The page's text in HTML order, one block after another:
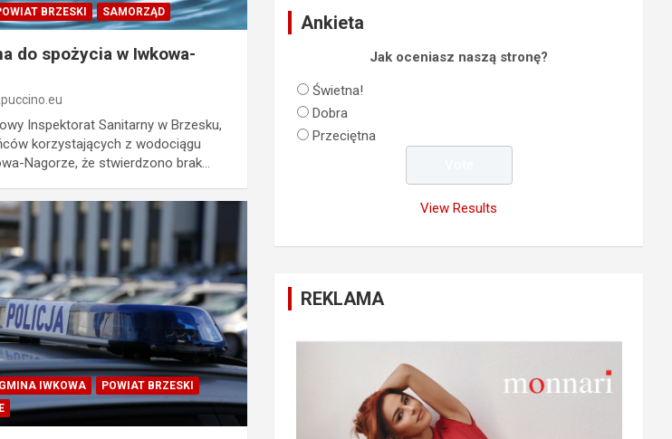
BRZESKI SAMORZĄD
do spożycia w Iwkowa-
Inspektorat Sanitarny w Brzesku,
korzystających z wodociągu
Nagorze, że stwierdzono brak…
GMINA IWKOWA
POWIAT BRZESKI
Ankieta
Jak oceniasz naszą stronę?
Świetna!
Dobra
Przeciętna
View Results
REKLAMA